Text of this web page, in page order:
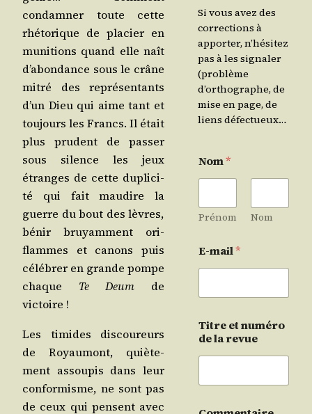
condam­ner toute cette
rhé­to­rique de pla­cier en
muni­tions quand elle naît
d’a­bon­dance sous le crâne
mitré des repré­sen­tants
d’un Dieu qui aime tant et
tou­jours les Francs. Il était
plus pru­dent de pas­ser
sous silence les jeux
étranges de cette dupli­ci­
té qui fait mau­dire la
guerre du bout des lèvres,
bénir bruyam­ment ori­
flammes et canons puis
célé­brer en grande pompe
chaque Te Deum de
victoire !
Les timides dis­cou­reurs
de Royau­mont, quiè­te­
ment assou­pis dans leur
confor­misme, ne sont pas
de ceux qui pensent avec
Si vous avez des
corrections à
apporter, n’hésitez
pas à les signaler
(problème
d’orthographe, de
mise en page, de
liens défectueux…
Nom*
Prénom Nom
E-mail*
Titre et numéro
de la revue